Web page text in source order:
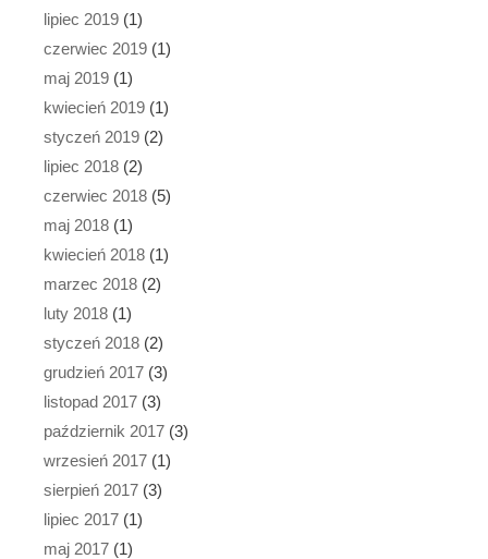
lipiec 2019 (1)
czerwiec 2019 (1)
maj 2019 (1)
kwiecień 2019 (1)
styczeń 2019 (2)
lipiec 2018 (2)
czerwiec 2018 (5)
maj 2018 (1)
kwiecień 2018 (1)
marzec 2018 (2)
luty 2018 (1)
styczeń 2018 (2)
grudzień 2017 (3)
listopad 2017 (3)
październik 2017 (3)
wrzesień 2017 (1)
sierpień 2017 (3)
lipiec 2017 (1)
maj 2017 (1)